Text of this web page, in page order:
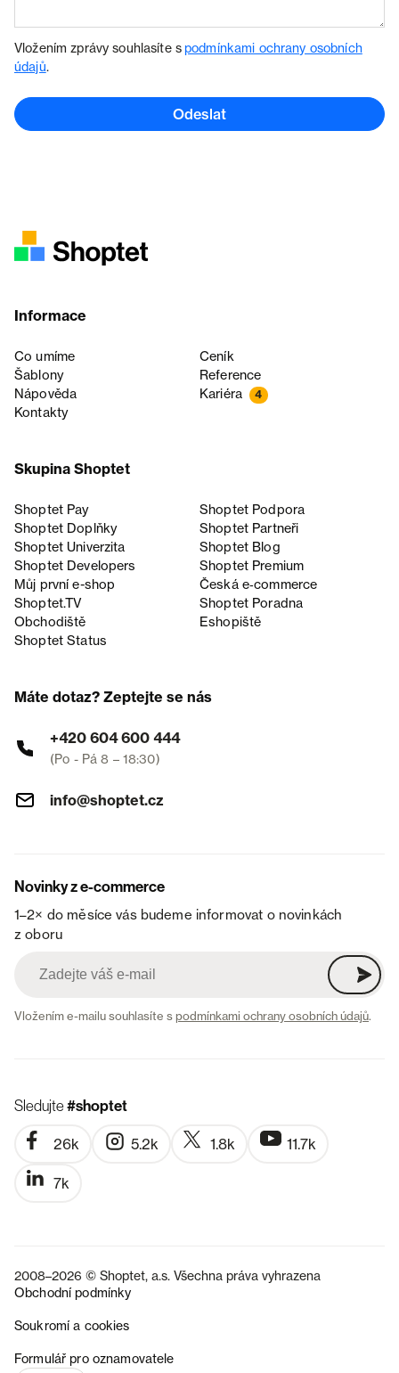
Vložením zprávy souhlasíte spodmínkami ochrany osobních
údajů.
Odeslat
Informace
Co umíme
Ceník
Šablony
Reference
Nápověda
Kariéra 4
Kontakty
Skupina Shoptet
Shoptet Pay
Shoptet Podpora
Shoptet Doplňky
Shoptet Partneři
Shoptet Univerzita
Shoptet Blog
Shoptet Developers
Shoptet Premium
Můj první e-shop
Česká e‑commerce
Shoptet.TV
Shoptet Poradna
Obchodiště
Eshopiště
Shoptet Status
Máte dotaz? Zeptejte se nás
+420 604 600 444
(Po - Pá 8 – 18:30)
info@shoptet.cz
Novinky z e-commerce
1–2× do měsíce vás budeme informovat o novinkách
z oboru
Vložením e-mailu souhlasíte spodmínkami ochrany osobních údajů.
Sledujte#shoptet
26k 5.2k 1.8k 11.7k
7k
2008–2026 © Shoptet, a.s. Všechna práva vyhrazena
Obchodní podmínky
Soukromí a cookies
Formulář pro oznamovatele